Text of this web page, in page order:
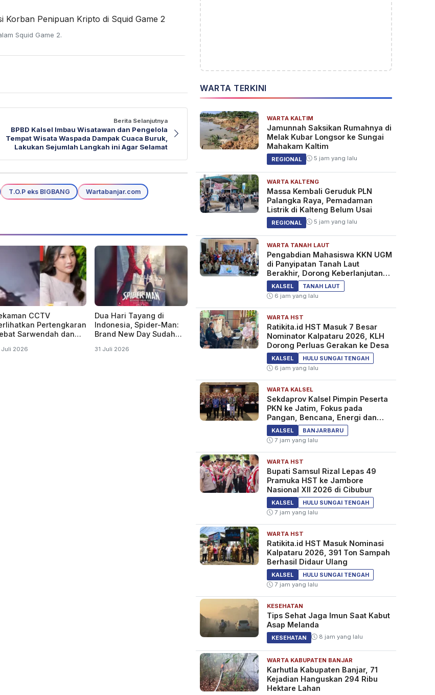
Squid Game 2.
Berita Selanjutnya
BPBD Kalsel Imbau Wisatawan dan Pengelola
Tempat Wisata Waspada Dampak Cuaca Buruk,
Lakukan Sejumlah Langkah ini Agar Selamat
T.O.P eks BIGBANG Wartabanjar.com
CCTV
Pertengkaran
Sarwendah dan
Juli 2026
Dua Hari Tayang di
Indonesia, Spider-Man:
Brand New Day Sudah
31 Juli 2026
WARTA TERKINI
WARTA KALTIM
Jamunnah Saksikan Rumahnya di
Melak Kubar Longsor ke Sungai
Mahakam Kaltim
REGIONAL 5 jam yang lalu
WARTA KALTENG
Massa Kembali Geruduk PLN
Palangka Raya, Pemadaman
Listrik di Kalteng Belum Usai
REGIONAL 5 jam yang lalu
WARTA TANAH LAUT
Pengabdian Mahasiswa KKN UGM
di Panyipatan Tanah Laut
Berakhir, Dorong Keberlanjutan
Program Masyarakat
KALSEL
TANAH LAUT
6 jam yang lalu
WARTA HST
Ratikita.id HST Masuk 7 Besar
Nominator Kalpataru 2026, KLH
Dorong Perluas Gerakan ke Desa
KALSEL
HULU SUNGAI TENGAH
6 jam yang lalu
WARTA KALSEL
Sekdaprov Kalsel Pimpin Peserta
PKN ke Jatim, Fokus pada
Pangan, Bencana, Energi dan
Ekonomi
KALSEL
BANJARBARU
7 jam yang lalu
WARTA HST
Bupati Samsul Rizal Lepas 49
Pramuka HST ke Jambore
Nasional XII 2026 di Cibubur
KALSEL
HULU SUNGAI TENGAH
7 jam yang lalu
WARTA HST
Ratikita.id HST Masuk Nominasi
Kalpataru 2026, 391 Ton Sampah
Berhasil Didaur Ulang
KALSEL
HULU SUNGAI TENGAH
7 jam yang lalu
KESEHATAN
Tips Sehat Jaga Imun Saat Kabut
Asap Melanda
KESEHATAN 8 jam yang lalu
WARTA KABUPATEN BANJAR
Karhutla Kabupaten Banjar, 71
Kejadian Hanguskan 294 Ribu
Hektare Lahan